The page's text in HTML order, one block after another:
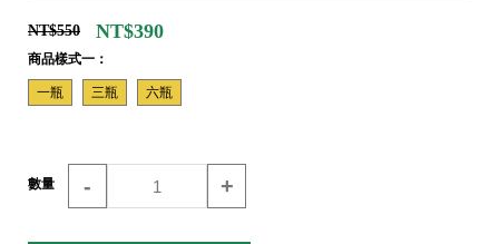
NT$550 NT$390
商品樣式一：
一瓶 三瓶 六瓶
數量 - +